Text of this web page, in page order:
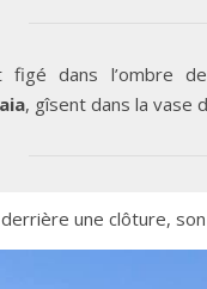
figé dans l’ombre
, gîsent dans la vase
une clôture,